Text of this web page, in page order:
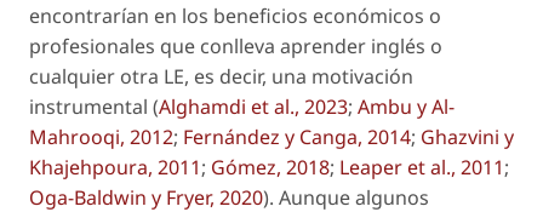
encontrarían en los beneficios económicos o
profesionales que conlleva aprender inglés o
cualquier otra LE, es decir, una motivación
instrumental (Alghamdi et al., 2023; Ambu y Al-
Mahrooqi, 2012; Fernández y Canga, 2014; Ghazvini y
Khajehpoura, 2011; Gómez, 2018; Leaper et al., 2011;
Oga-Baldwin y Fryer, 2020). Aunque algunos